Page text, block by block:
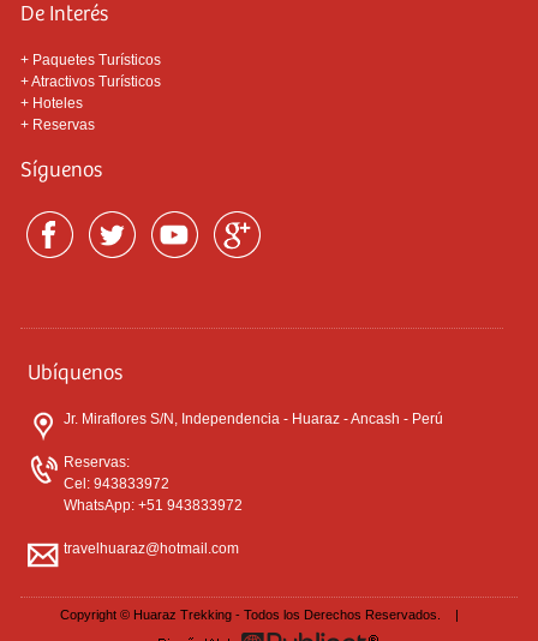
De Interés
+ Paquetes Turísticos
+Atractivos Turísticos
+ Hoteles
+ Reservas
Síguenos
Ubíquenos
Jr. Miraflores S/N, Independencia - Huaraz - Ancash - Perú
Reservas:
Cel: 943833972
WhatsApp: +51 943833972
travelhuaraz@hotmail.com
Copyright © Huaraz Trekking - Todos los Derechos Reservados. |